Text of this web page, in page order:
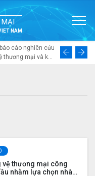
MẠI
NAM
cáo nghiên cứu
thương mại và khả
Cục
báo giá
nguồn
vệ thương mại công
nhằm lựa chọn nhà